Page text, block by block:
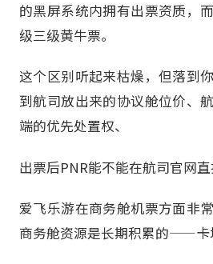
的黑屏系统内拥有出票资质，
级三级黄牛票。
这个区别听起来枯燥，但落到
到航司放出来的协议舱位价、
端的优先处置权、
出票后PNR能不能在航司官网直
爱飞乐游在商务舱机票方面非
商务舱资源是长期积累的——卡